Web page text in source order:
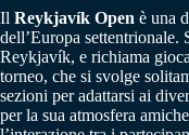
Il Reykjavík Open è una
dell’Europa settentrionale.
Reykjavík, e richiama
torneo, che si svolge
sezioni per adattarsi ai
per la sua atmosfera